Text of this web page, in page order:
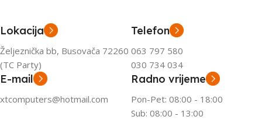
Lokacija
Željeznička bb, Busovača 72260
(TC Party)
Telefon
063 797 580
030 734 034
E-mail
xtcomputers@hotmail.com
Radno vrijeme
Pon-Pet: 08:00 - 18:00
Sub: 08:00 - 13:00